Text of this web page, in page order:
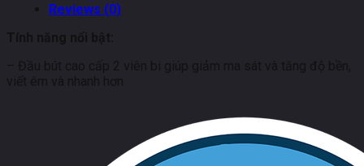
Reviews (0)
Tính năng nổi bật:
– Đầu bút cao cấp 2 viên bi giúp giảm ma sát và tăng độ bền,
viết êm và nhanh hơn